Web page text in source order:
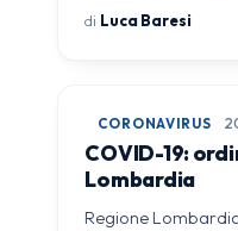
di Luca Baresi
CORONAVIRUS
COVID-19:
Lombardia
Regione